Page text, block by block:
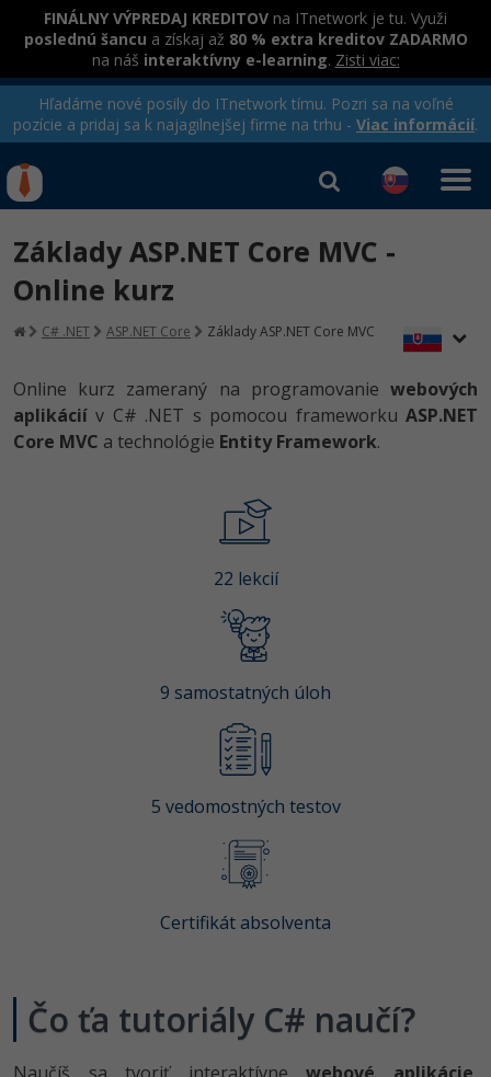
FINÁLNY VÝPREDAJ KREDITOV na ITnetwork je tu. Využi
poslednú šancu a získaj až 80 % extra kreditov ZADARMO
na náš interaktívny e-learning. Zisti viac:
Hľadáme nové posily do ITnetwork tímu. Pozri sa na voľné
pozície a pridaj sa k najagilnejšej firme na trhu - Viac informácií.
Rekvalifikačné kurzy
hradené úradom práce
IT e-learning
Kurzy programovania
Java -80%
-80%
-80%
Algoritmy -41%
Prihlásiť sa| Registrovať
Základy ASP.NET Core MVC -
Online kurz
C# .NET ASP.NET Core Základy ASP.NET Core MVC
Online kurz zameraný na programovanie webových
aplikácií v C# .NET s pomocou frameworku ASP.NET
Core MVC a technológie Entity Framework.
22 lekcií
9 samostatných úloh
5 vedomostných testov
Certifikát absolventa
Čo ťa tutoriály C# naučí?